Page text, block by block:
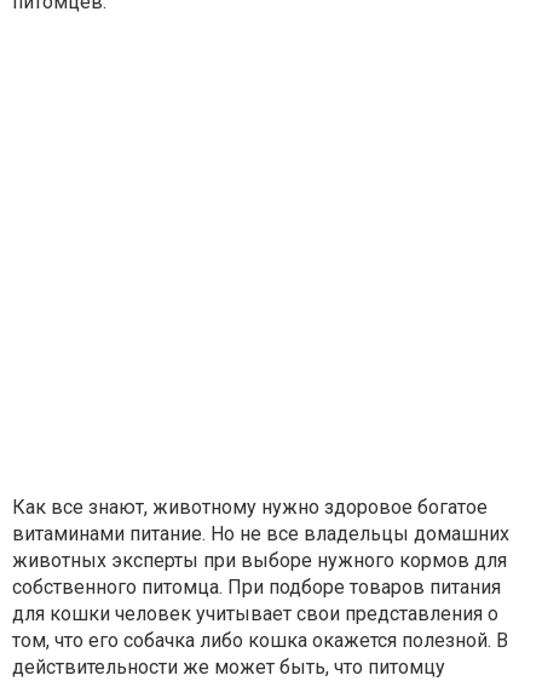
Как все знают, животному нужно здоровое богатое
витаминами питание. Но не все владельцы домашних
животных эксперты при выборе нужного кормов для
собственного питомца. При подборе товаров питания
для кошки человек учитывает свои представления о
том, что его собачка либо кошка окажется полезной. В
действительности же может быть, что питомцу